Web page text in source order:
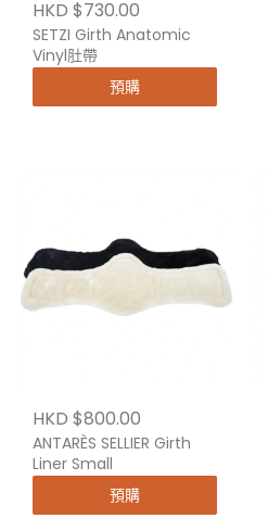
HKD $730.00
SETZI Girth Anatomic
Vinyl肚帶
預購
HKD $800.00
ANTARÈS SELLIER Girth
Liner Small
預購